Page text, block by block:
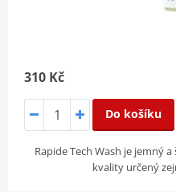
310 Kč
Do košíku
Rapide Tech Wash je jemný
kvality určený